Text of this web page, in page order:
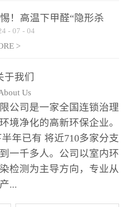
！高温下甲醛“隐形杀
来袭，你的家安全吗？
- 07 - 04
>
于我们
Us
公司是一家全国连锁治理
境净化的高新环保企业。
年已有 将近710多家分支
一千多人。公司以室内环
检测为主导方向，专业从
...